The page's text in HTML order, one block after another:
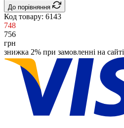
До порівняння
Код товару: 6143
748
756
грн
знижка 2% при замовленні на сайті